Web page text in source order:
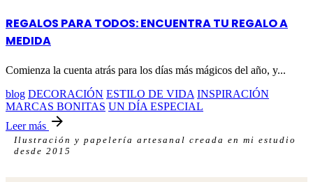
REGALOS PARA TODOS: ENCUENTRA TU REGALO A
MEDIDA
Comienza la cuenta atrás para los días más mágicos del año, y...
blog DECORACIÓN ESTILO DE VIDA INSPIRACIÓN
MARCAS BONITAS UN DÍA ESPECIAL
Leer más
Ilustración y papelería artesanal creada en mi estudio
desde 2015